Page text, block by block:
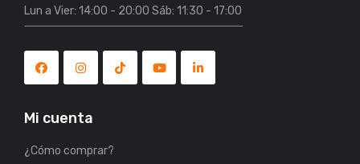
Lun a Vier: 14:00 - 20:00 Sáb: 11:30 - 17:00
Mi cuenta
¿Cómo comprar?